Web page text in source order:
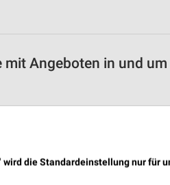
mit Angeboten in und
wird die Standardeinstellung nur für